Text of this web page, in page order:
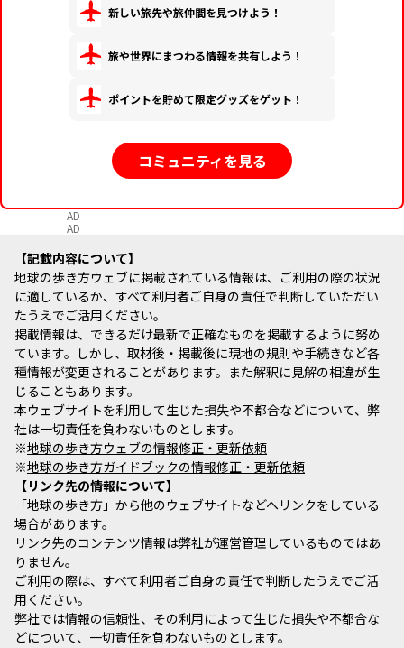
新しい旅先や旅仲間を見つけよう！
旅や世界にまつわる情報を共有しよう！
ポイントを貯めて限定グッズをゲット！
コミュニティを見る
AD
AD
記載内容について
地球の歩き方ウェブに掲載されている情報は、ご利用の際の状況
に適しているか、すべて利用者ご自身の責任で判断していただい
たうえでご活用ください。
掲載情報は、できるだけ最新で正確なものを掲載するように努め
ています。しかし、取材後・掲載後に現地の規則や手続きなど各
種情報が変更されることがあります。また解釈に見解の相違が生
じることもあります。
本ウェブサイトを利用して生じた損失や不都合などについて、弊
社は一切責任を負わないものとします。
※地球の歩き方ウェブの情報修正・更新依頼
※地球の歩き方ガイドブックの情報修正・更新依頼
リンク先の情報について
「地球の歩き方」から他のウェブサイトなどへリンクをしている
場合があります。
リンク先のコンテンツ情報は弊社が運営管理しているものではあ
りません。
ご利用の際は、すべて利用者ご自身の責任で判断したうえでご活
用ください。
弊社では情報の信頼性、その利用によって生じた損失や不都合な
どについて、一切責任を負わないものとします。